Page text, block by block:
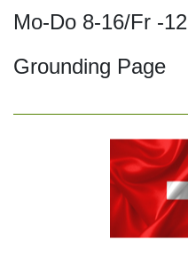
Mo-Do 8-16/Fr -12
Grounding Page